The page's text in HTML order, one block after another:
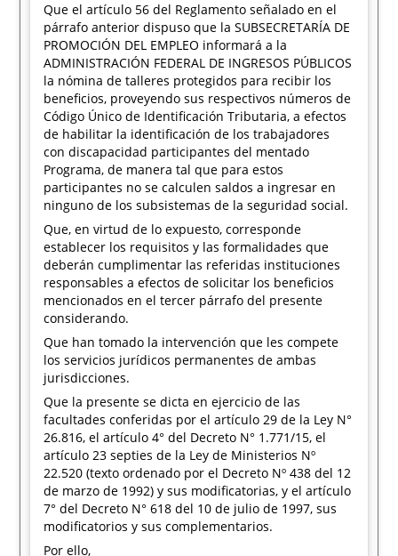
Que el artículo 56 del Reglamento señalado en el
párrafo anterior dispuso que la SUBSECRETARÍA DE
PROMOCIÓN DEL EMPLEO informará a la
ADMINISTRACIÓN FEDERAL DE INGRESOS PÚBLICOS
la nómina de talleres protegidos para recibir los
beneficios, proveyendo sus respectivos números de
Código Único de Identificación Tributaria, a efectos
de habilitar la identificación de los trabajadores
con discapacidad participantes del mentado
Programa, de manera tal que para estos
participantes no se calculen saldos a ingresar en
ninguno de los subsistemas de la seguridad social.
Que, en virtud de lo expuesto, corresponde
establecer los requisitos y las formalidades que
deberán cumplimentar las referidas instituciones
responsables a efectos de solicitar los beneficios
mencionados en el tercer párrafo del presente
considerando.
Que han tomado la intervención que les compete
los servicios jurídicos permanentes de ambas
jurisdicciones.
Que la presente se dicta en ejercicio de las
facultades conferidas por el artículo 29 de la Ley N°
26.816, el artículo 4° del Decreto N° 1.771/15, el
artículo 23 septies de la Ley de Ministerios Nº
22.520 (texto ordenado por el Decreto Nº 438 del 12
de marzo de 1992) y sus modificatorias, y el artículo
7° del Decreto N° 618 del 10 de julio de 1997, sus
modificatorios y sus complementarios.
Por ello,